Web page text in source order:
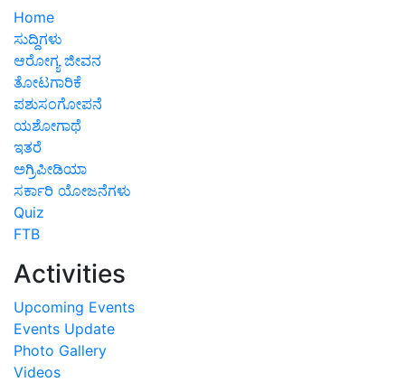
Home
ಸುದ್ದಿಗಳು
ಆರೋಗ್ಯ ಜೀವನ
ತೋಟಗಾರಿಕೆ
ಪಶುಸಂಗೋಪನೆ
ಯಶೋಗಾಥೆ
ಇತರೆ
ಅಗ್ರಿಪೀಡಿಯಾ
ಸರ್ಕಾರಿ ಯೋಜನೆಗಳು
Quiz
FTB
Activities
Upcoming Events
Events Update
Photo Gallery
Videos